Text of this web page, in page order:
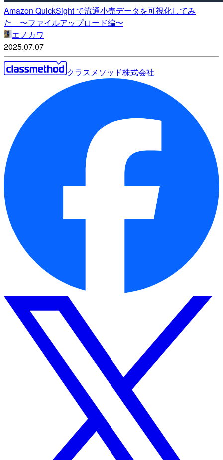
Amazon QuickSight で流通小売データを可視化してみ
た 〜ファイルアップロード編〜
エノカワ
2025.07.07
クラスメソッド株式会社